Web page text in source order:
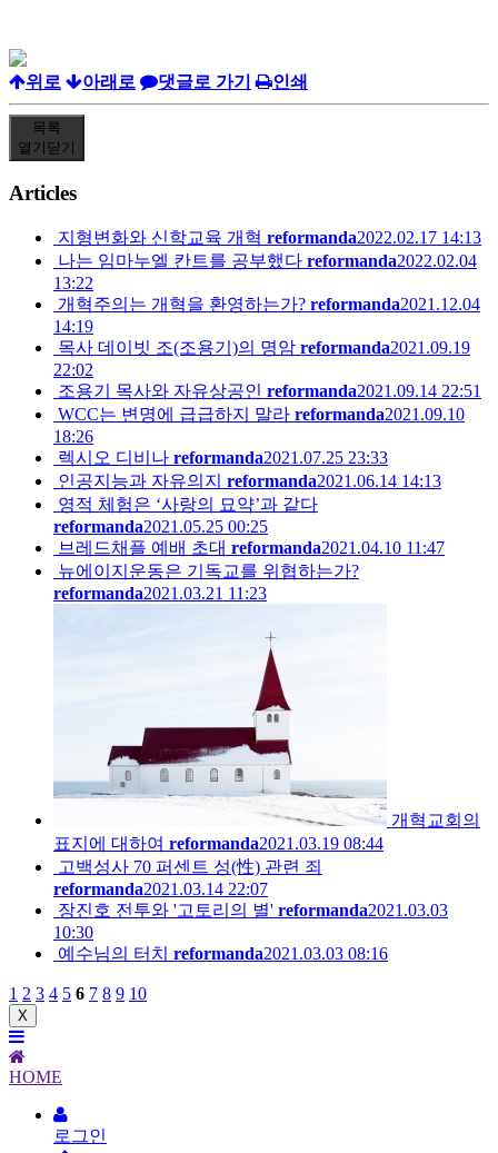
위로 아래로 댓글로 가기 인쇄
목록
열기 닫기
Articles
지형변화와 신학교육 개혁 reformanda2022.02.17 14:13
나는 임마누엘 칸트를 공부했다 reformanda2022.02.04
13:22
개혁주의는 개혁을 환영하는가? reformanda2021.12.04
14:19
목사 데이빗 조(조용기)의 명암 reformanda2021.09.19
22:02
조용기 목사와 자유상공인 reformanda2021.09.14 22:51
WCC는 변명에 급급하지 말라 reformanda2021.09.10
18:26
렉시오 디비나 reformanda2021.07.25 23:33
인공지능과 자유의지 reformanda2021.06.14 14:13
영적 체험은 ‘사랑의 묘약’과 같다
reformanda2021.05.25 00:25
브레드채플 예배 초대 reformanda2021.04.10 11:47
뉴에이지운동은 기독교를 위협하는가?
reformanda2021.03.21 11:23
개혁교회의
표지에 대하여 reformanda2021.03.19 08:44
고백성사 70 퍼센트 성(性) 관련 죄
reformanda2021.03.14 22:07
장진호 전투와 '고토리의 별' reformanda2021.03.03
10:30
예수님의 터치 reformanda2021.03.03 08:16
1 2 3 4 5 6 7 8 9 10
X
HOME
로그인